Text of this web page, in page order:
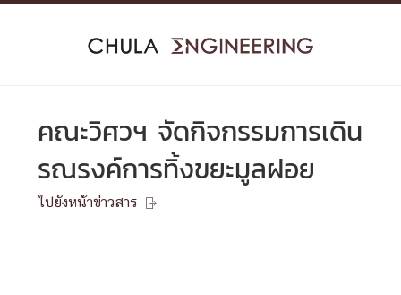
Skip
คณะวิศวฯ จัดกิจกรรมการเดิน
รณรงค์การทิ้งขยะมูลฝอย
ไปยังหน้าข่าวสาร 